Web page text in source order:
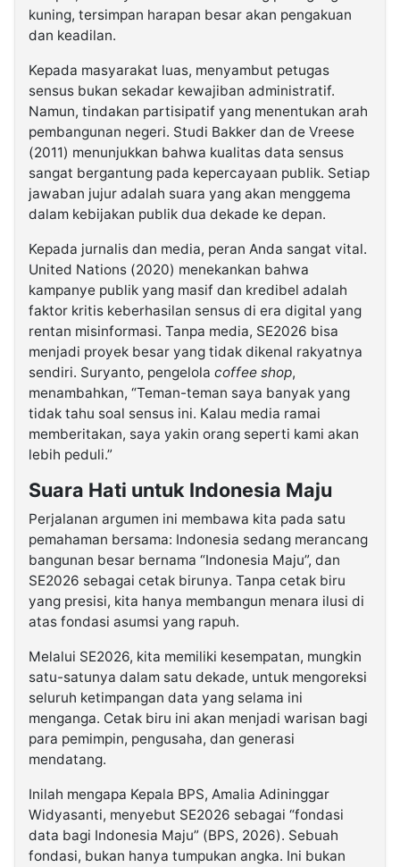
kuning, tersimpan harapan besar akan pengakuan
dan keadilan.
Kepada masyarakat luas, menyambut petugas
sensus bukan sekadar kewajiban administratif.
Namun, tindakan partisipatif yang menentukan arah
pembangunan negeri. Studi Bakker dan de Vreese
(2011) menunjukkan bahwa kualitas data sensus
sangat bergantung pada kepercayaan publik. Setiap
jawaban jujur adalah suara yang akan menggema
dalam kebijakan publik dua dekade ke depan.
Kepada jurnalis dan media, peran Anda sangat vital.
United Nations (2020) menekankan bahwa
kampanye publik yang masif dan kredibel adalah
faktor kritis keberhasilan sensus di era digital yang
rentan misinformasi. Tanpa media, SE2026 bisa
menjadi proyek besar yang tidak dikenal rakyatnya
sendiri. Suryanto, pengelola coffee shop,
menambahkan, “Teman-teman saya banyak yang
tidak tahu soal sensus ini. Kalau media ramai
memberitakan, saya yakin orang seperti kami akan
lebih peduli.”
Suara Hati untuk Indonesia Maju
Perjalanan argumen ini membawa kita pada satu
pemahaman bersama: Indonesia sedang merancang
bangunan besar bernama “Indonesia Maju”, dan
SE2026 sebagai cetak birunya. Tanpa cetak biru
yang presisi, kita hanya membangun menara ilusi di
atas fondasi asumsi yang rapuh.
Melalui SE2026, kita memiliki kesempatan, mungkin
satu-satunya dalam satu dekade, untuk mengoreksi
seluruh ketimpangan data yang selama ini
menganga. Cetak biru ini akan menjadi warisan bagi
para pemimpin, pengusaha, dan generasi
mendatang.
Inilah mengapa Kepala BPS, Amalia Adininggar
Widyasanti, menyebut SE2026 sebagai “fondasi
data bagi Indonesia Maju” (BPS, 2026). Sebuah
fondasi, bukan hanya tumpukan angka. Ini bukan